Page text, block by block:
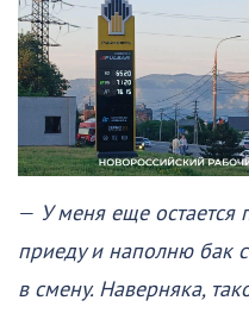
— У меня еще остается
приеду и наполню бак
в смену. Наверняка,